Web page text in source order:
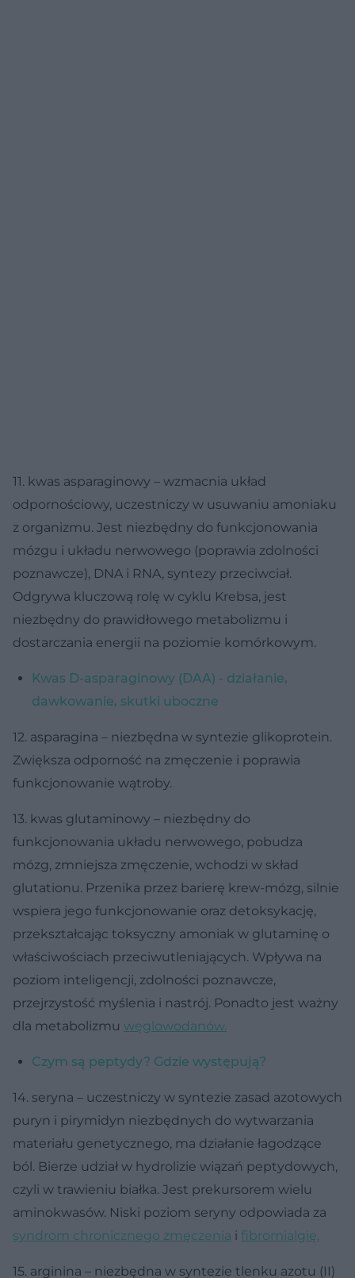
11. kwas asparaginowy – wzmacnia układ
odpornościowy, uczestniczy w usuwaniu amoniaku
z organizmu. Jest niezbędny do funkcjonowania
mózgu i układu nerwowego (poprawia zdolności
poznawcze), DNA i RNA, syntezy przeciwciał.
Odgrywa kluczową rolę w cyklu Krebsa, jest
niezbędny do prawidłowego metabolizmu i
dostarczania energii na poziomie komórkowym.
Kwas D-asparaginowy (DAA) - działanie,
dawkowanie, skutki uboczne
12. asparagina – niezbędna w syntezie glikoprotein.
Zwiększa odporność na zmęczenie i poprawia
funkcjonowanie wątroby.
13. kwas glutaminowy – niezbędny do
funkcjonowania układu nerwowego, pobudza
mózg, zmniejsza zmęczenie, wchodzi w skład
glutationu. Przenika przez barierę krew-mózg, silnie
wspiera jego funkcjonowanie oraz detoksykację,
przekształcając toksyczny amoniak w glutaminę o
właściwościach przeciwutleniających. Wpływa na
poziom inteligencji, zdolności poznawcze,
przejrzystość myślenia i nastrój. Ponadto jest ważny
dla metabolizmu węglowodanów.
Czym są peptydy? Gdzie występują?
14. seryna – uczestniczy w syntezie zasad azotowych
puryn i pirymidyn niezbędnych do wytwarzania
materiału genetycznego, ma działanie łagodzące
ból. Bierze udział w hydrolizie wiązań peptydowych,
czyli w trawieniu białka. Jest prekursorem wielu
aminokwasów. Niski poziom seryny odpowiada za
syndrom chronicznego zmęczenia i fibromialgię.
15. arginina – niezbędna w syntezie tlenku azotu (II)